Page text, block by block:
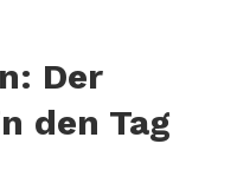
Der
den Tag